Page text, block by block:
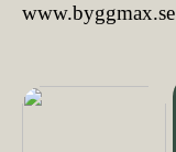
www.byggmax.se